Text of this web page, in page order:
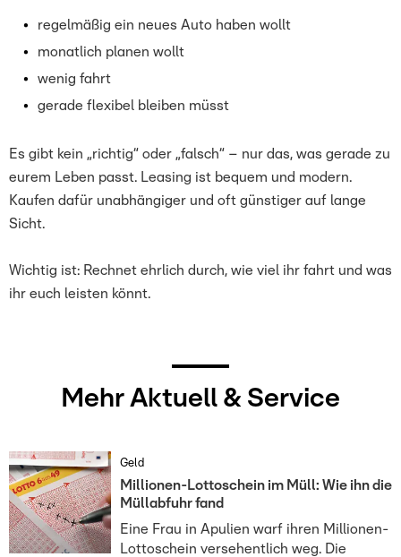
regelmäßig ein neues Auto haben wollt
monatlich planen wollt
wenig fahrt
gerade flexibel bleiben müsst
Es gibt kein „richtig“ oder „falsch“ – nur das, was gerade zu
eurem Leben passt. Leasing ist bequem und modern.
Kaufen dafür unabhängiger und oft günstiger auf lange
Sicht.
Wichtig ist: Rechnet ehrlich durch, wie viel ihr fahrt und was
ihr euch leisten könnt.
Mehr Aktuell & Service
Geld
Millionen-Lottoschein im Müll: Wie ihn die
Müllabfuhr fand
Eine Frau in Apulien warf ihren Millionen-
Lottoschein versehentlich weg. Die